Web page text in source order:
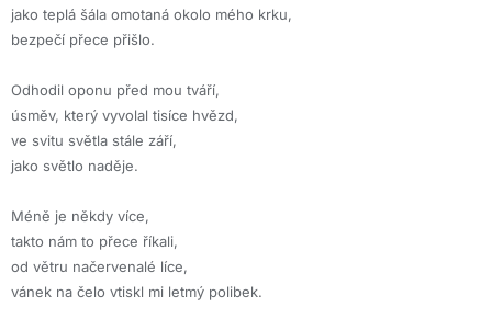
jako teplá šála omotaná okolo mého krku,
bezpečí přece přišlo.
Odhodil oponu před mou tváří,
úsměv, který vyvolal tisíce hvězd,
ve svitu světla stále září,
jako světlo naděje.
Méně je někdy více,
takto nám to přece říkali,
od větru načervenalé líce,
vánek na čelo vtiskl mi letmý polibek.